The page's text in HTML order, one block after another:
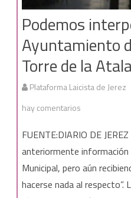
Podemos
Ayuntamiento
Torre de la
Plataforma Laicista de Jerez
hay comentarios
interpelará
al
Ayuntamiento
FUENTE:DIARIO DE
anteriormente información
Municipal, pero aún
hacerse nada al respecto”.